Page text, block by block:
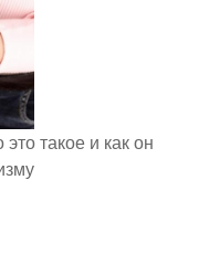
такое и как он